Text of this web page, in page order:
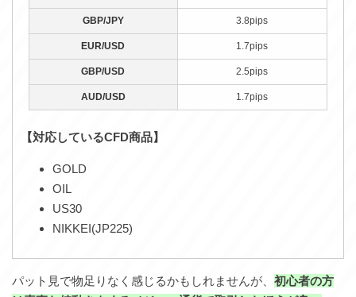
GBP/JPY 3.8pips
EUR/USD 1.7pips
GBP/USD 2.5pips
AUD/USD 1.7pips
【対応しているCFD商品】
GOLD
OIL
US30
NIKKEI(JP225)
パット見で物足りなく感じるかもしれませんが、 初心者の方